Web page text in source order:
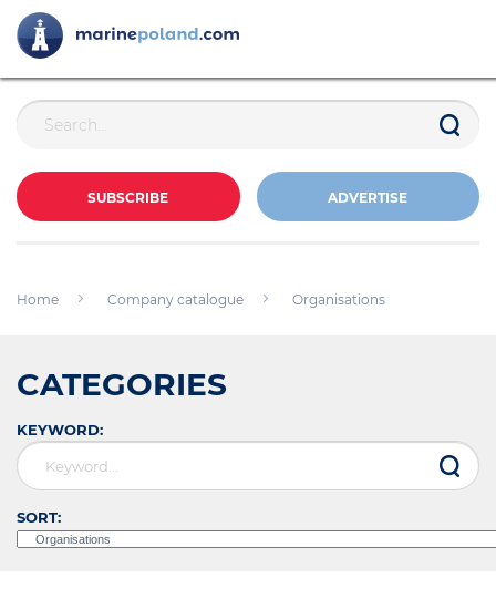
SUBSCRIBE ADVERTISE
Home Company catalogue Organisations
CATEGORIES
KEYWORD:
SORT: